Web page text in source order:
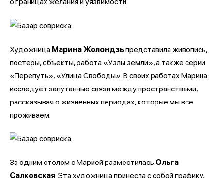
Художница Марина Жолондзьпредставила живопись,
постеры, объекты, работа «Узлы земли», а также серии
«Перепуть», «Улица Свободы». В своих работах Марина
исследует запутанные связи между пространствами,
рассказывая о жизненных периодах, которые мы все
проживаем.
За одним столом с Марией разместилась Ольга
Салковская. Эта художница принесла с собой графику,